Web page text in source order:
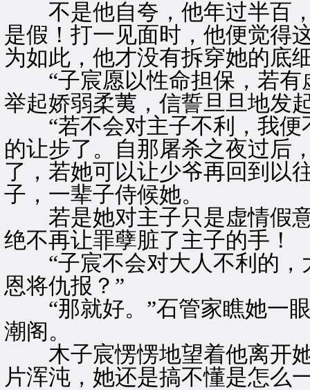
不是他自夸，他年过半百，
是假！打一见面时，他便觉得
为如此，他才没有拆穿她的底
“子宸愿以性命担保，若有
举起娇弱柔荑，信誓旦旦地发
“若不会对主子不利，我便
的让步了。自那屠杀之夜过后
了，若她可以让少爷再回到以
子，一辈子侍候她。
若是她对主子只是虚情假意
绝不再让罪孽脏了主子的手！
“子宸不会对大人不利的，
恩将仇报？”
“那就好。”石管家瞧她一眼
潮阁。
木子宸愣愣地望着他离开她
片浑沌，她还是搞不懂是怎么